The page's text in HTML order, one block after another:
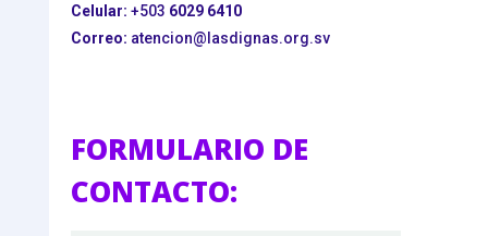
Celular: +503 6029 6410
Correo: atencion@lasdignas.org.sv
FORMULARIO DE
CONTACTO: